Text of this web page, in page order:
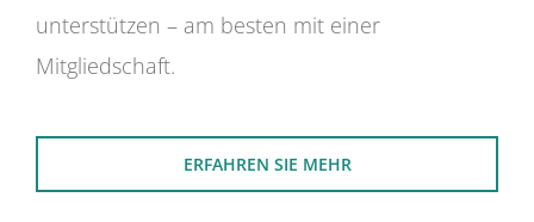
unterstützen – am besten mit einer
Mitgliedschaft.
ERFAHREN SIE MEHR